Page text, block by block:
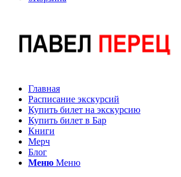
Главная
Расписание экскурсий
Купить билет на экскурсию
Купить билет в Бар
Книги
Мерч
Блог
Меню Меню